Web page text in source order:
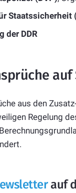
Staatssicherheit
der DDR
aus den
Regelung
auf